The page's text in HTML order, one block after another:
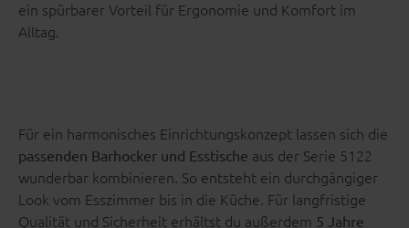
ein spürbarer Vorteil für Ergonomie und Komfort im
Alltag.
Für ein harmonisches Einrichtungskonzept lassen sich die
passenden Barhocker und Esstische aus der Serie 5122
wunderbar kombinieren. So entsteht ein durchgängiger
Look vom Esszimmer bis in die Küche. Für langfristige
Qualität und Sicherheit erhältst du außerdem 5 Jahre